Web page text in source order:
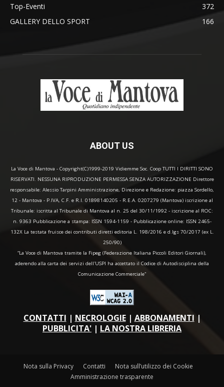
Top-Eventi
372
GALLERY DELLO SPORT
166
ABOUT US
La Voce di Mantova - Copyright(C)1999-2019 Vidiemme Soc. Coop TUTTI I DIRITTI SONO
RISERVATI. NESSUNA RIPRODUZIONE PERMESSA SENZA AUTORIZZAZIONE Direttore
responsabile: Alessio Tarpini Amministrazione, Direzione e Redazione: piazza Sordello,
12 - Mantova - P.IVA, C.F. e R.I. 01898140205 - R.E.A. 0207279 (Mantova) iscrizione al
Tribunale: iscritta al Tribunale di Mantova al n. 25 del 30/11/1992 - iscrizione al ROC:
n. 9363 Pubblicazione a stampa: ISSN 1594-1159 - Pubblicazione online: ISSN 2465-
132X La testata fruisce dei contributi diretti editoria L. 198/2016 e d.lgs 70/2017 (ex L.
250/90)
“La Voce di Mantova tramite la Fipeg (Federazione Italiana Piccoli Editori Giornali),
aderendo alla carta dei servizi dell'USPI ha accettato il Codice di Autodisciplina della
Comunicazione Commerciale"
CONTATTI | NECROLOGIE| ABBONAMENTI |
PUBBLICITA' | LA NOSTRA LIBRERIA
Nota sulla Privacy Contatti
Nota sull’utilizzo dei Cookie
Amministrazione trasparente